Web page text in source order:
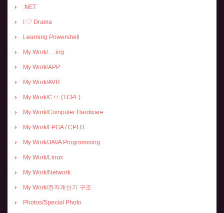
.NET
I ♡ Drama
Learning Powershell
My Work/….ing
My Work/APP
My Work/AVR
My Work/C++ (TCPL)
My Work/Computer Hardware
My Work/FPGA / CPLD
My Work/JAVA Programming
My Work/Linux
My Work/Network
My Work/전자계산기 구조
Photos/Special Photo